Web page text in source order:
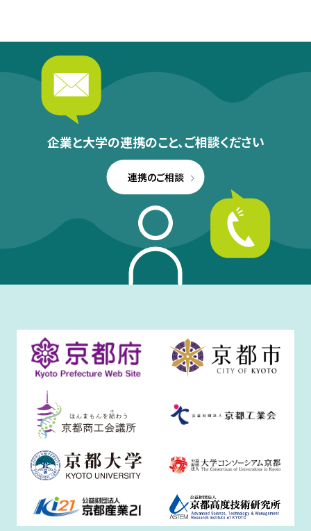
企業と大学の連携のこと、ご相談ください
連携のご相談